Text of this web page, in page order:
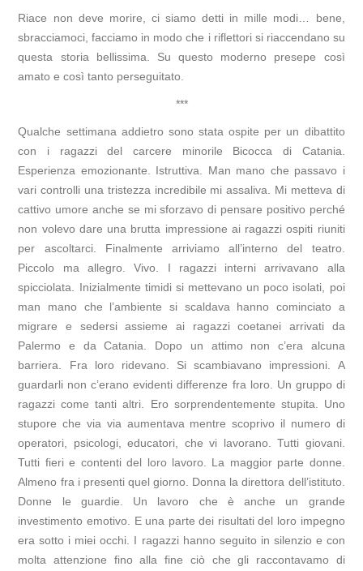
Riace non deve morire, ci siamo detti in mille modi… bene,
sbracciamoci, facciamo in modo che i riflettori si riaccendano su
questa storia bellissima. Su questo moderno presepe così
amato e così tanto perseguitato.
***
Qualche settimana addietro sono stata ospite per un dibattito
con i ragazzi del carcere minorile Bicocca di Catania.
Esperienza emozionante. Istruttiva. Man mano che passavo i
vari controlli una tristezza incredibile mi assaliva. Mi metteva di
cattivo umore anche se mi sforzavo di pensare positivo perché
non volevo dare una brutta impressione ai ragazzi ospiti riuniti
per ascoltarci. Finalmente arriviamo all’interno del teatro.
Piccolo ma allegro. Vivo. I ragazzi interni arrivavano alla
spicciolata. Inizialmente timidi si mettevano un poco isolati, poi
man mano che l’ambiente si scaldava hanno cominciato a
migrare e sedersi assieme ai ragazzi coetanei arrivati da
Palermo e da Catania. Dopo un attimo non c’era alcuna
barriera. Fra loro ridevano. Si scambiavano impressioni. A
guardarli non c’erano evidenti differenze fra loro. Un gruppo di
ragazzi come tanti altri. Ero sorprendentemente stupita. Uno
stupore che via via aumentava mentre scoprivo il numero di
operatori, psicologi, educatori, che vi lavorano. Tutti giovani.
Tutti fieri e contenti del loro lavoro. La maggior parte donne.
Almeno fra i presenti quel giorno. Donna la direttora dell’istituto.
Donne le guardie. Un lavoro che è anche un grande
investimento emotivo. E una parte dei risultati del loro impegno
era sotto i miei occhi. I ragazzi hanno seguito in silenzio e con
molta attenzione fino alla fine ciò che gli raccontavamo di